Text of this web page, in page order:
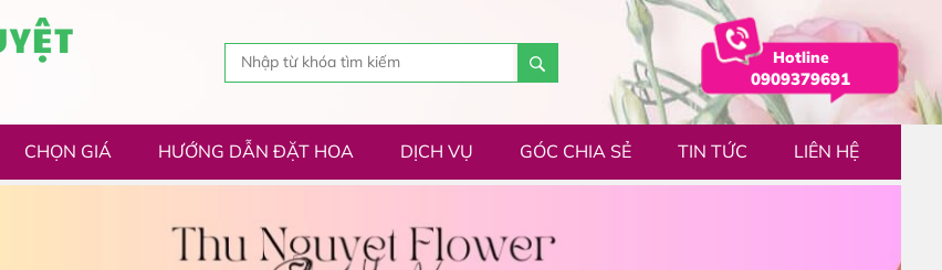
Hotline
0909379691
CHỌN GIÁ HƯỚNG DẪN ĐẶT HOA DỊCH VỤ GÓC CHIA SẺ TIN TỨC LIÊN HỆ